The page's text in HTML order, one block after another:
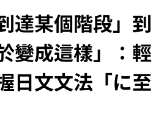
達某個階段」到
變成這樣」：輕
日文文法「に至